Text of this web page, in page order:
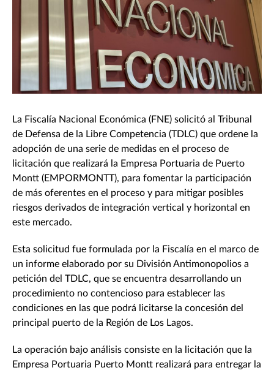
La Fiscalía Nacional Económica (FNE) solicitó al Tribunal
de Defensa de la Libre Competencia (TDLC) que ordene la
adopción de una serie de medidas en el proceso de
licitación que realizará la Empresa Portuaria de Puerto
Montt (EMPORMONTT), para fomentar la participación
de más oferentes en el proceso y para mitigar posibles
riesgos derivados de integración vertical y horizontal en
este mercado.
Esta solicitud fue formulada por la Fiscalía en el marco de
un informe elaborado por su División Antimonopolios a
petición del TDLC, que se encuentra desarrollando un
procedimiento no contencioso para establecer las
condiciones en las que podrá licitarse la concesión del
principal puerto de la Región de Los Lagos.
La operación bajo análisis consiste en la licitación que la
Empresa Portuaria Puerto Montt realizará para entregar la